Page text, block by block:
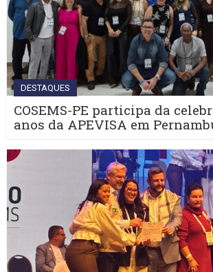
DESTAQUES
COSEMS-PE participa da
anos da APEVISA em